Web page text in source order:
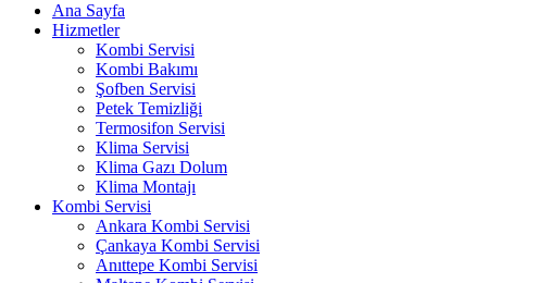
Ana Sayfa
Hizmetler
Kombi Servisi
Kombi Bakımı
Şofben Servisi
Petek Temizliği
Termosifon Servisi
Klima Servisi
Klima Gazı Dolum
Klima Montajı
Kombi Servisi
Ankara Kombi Servisi
Çankaya Kombi Servisi
Anıttepe Kombi Servisi